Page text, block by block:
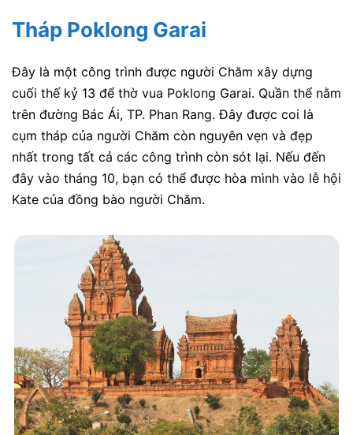
Tháp Poklong Garai
Đây là một công trình được người Chăm xây dựng
cuối thế kỷ 13 để thờ vua Poklong Garai. Quần thể nằm
trên đường Bác Ái, TP. Phan Rang. Đây được coi là
cụm tháp của người Chăm còn nguyên vẹn và đẹp
nhất trong tất cả các công trình còn sót lại. Nếu đến
đây vào tháng 10, bạn có thể được hòa mình vào lễ hội
Kate của đồng bào người Chăm.